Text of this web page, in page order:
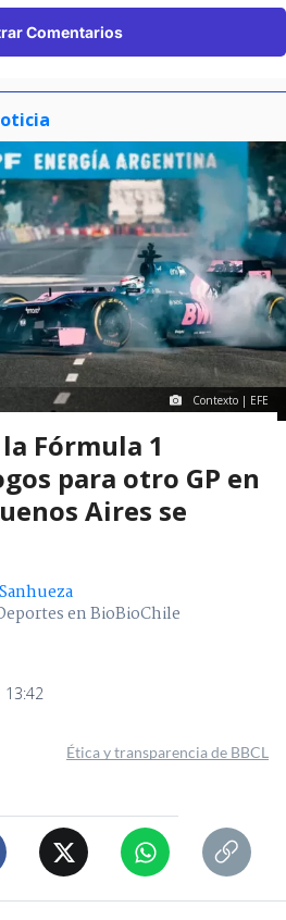
Comentarios
Contexto | EFE
Fórmula 1
para otro GP en
Aires se
en BioBioChile
Ética y transparencia de BBCL